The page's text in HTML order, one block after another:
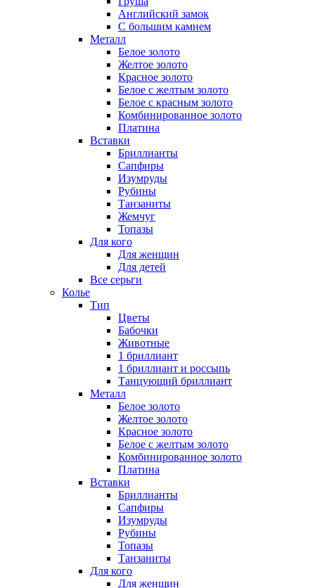
Английский замок
С большим камнем
Металл
Белое золото
Желтое золото
Красное золото
Белое с желтым золото
Белое с красным золото
Комбинированное золото
Платина
Вставки
Бриллианты
Сапфиры
Изумруды
Рубины
Танзаниты
Жемчуг
Топазы
Для кого
Для женщин
Для детей
Все серьги
Колье
Тип
Цветы
Бабочки
Животные
1 бриллиант
1 бриллиант и россыпь
Танцующий бриллиант
Металл
Белое золото
Желтое золото
Красное золото
Белое с желтым золото
Комбинированное золото
Платина
Вставки
Бриллианты
Сапфиры
Изумруды
Рубины
Топазы
Танзаниты
Для кого
Для женщин